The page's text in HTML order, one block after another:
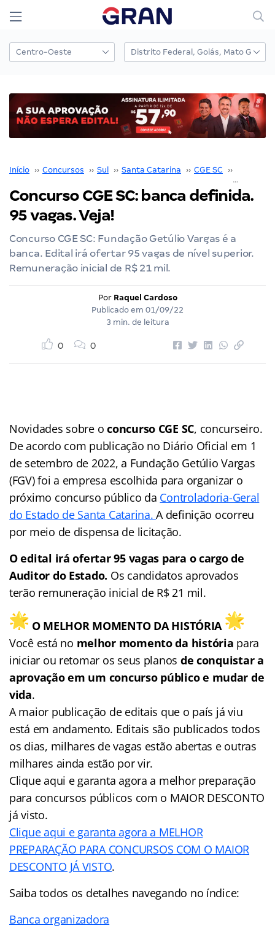
Início ›› Concursos ›› Sul ›› Santa Catarina ›› CGE SC ››
Concurso CGE SC: banca definida.
95 vagas. Veja!
Concurso CGE SC: Fundação Getúlio Vargas é a
banca. Edital irá ofertar 95 vagas de nível superior.
Remuneração inicial de R$ 21 mil.
Por Raquel Cardoso
Publicado em 01/09/22
3 min. de leitura
0 0
Novidades sobre oconcurso CGE SC, concurseiro.
De acordo com publicação no Diário Oficial em 1
de setembro de 2022, a Fundação Getúlio Vargas
(FGV) foi a empresa escolhida para organizar o
próximo concurso público da Controladoria-Geral
do Estado de Santa Catarina.A definição ocorreu
por meio de dispensa de licitação.
O edital irá ofertar 95 vagas para o cargo de
Auditor do Estado. Os candidatos aprovados
terão remuneração inicial de R$ 21 mil.
O MELHOR MOMENTO DA HISTÓRIA
Você está no melhor momento da história para
iniciar ou retomar os seus planos de conquistar a
aprovação em um concurso público e mudar de
vida.
A maior publicação de editais que o país já viu
está em andamento. Editais são publicados todos
os dias, milhares de vagas estão abertas e outras
milhares ainda estão por vir.
Clique aqui e garanta agora a melhor preparação
para concursos públicos com o MAIOR DESCONTO
já visto.
Clique aqui e garanta agora a MELHOR
PREPARAÇÃO PARA CONCURSOS COM O MAIOR
DESCONTO JÁ VISTO.
Saiba todos os detalhes navegando no índice:
Banca organizadora